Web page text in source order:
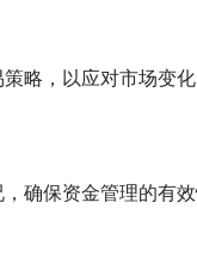
略，以应对市场变
确保资金管理的有效